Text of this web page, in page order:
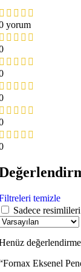
yorum
temizle
Sadece
değerlendirme
Eksenel